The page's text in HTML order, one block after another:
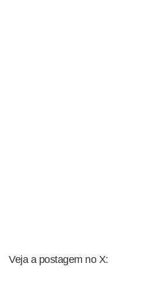
Veja a postagem no X: